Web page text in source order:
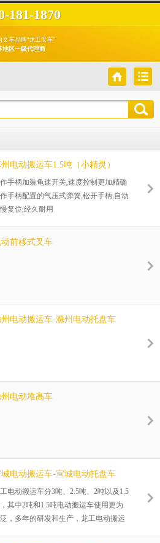
181-1870
叉车品牌“龙工叉车”
地区一级代理商
电动搬运车1.5吨（小精灵）
手柄加装龟速开关,速度控制更加精确
手柄配置的气压式弹簧,松开手柄,自动
复位,经久耐用
动前移式叉车
电动搬运车-滁州电动托盘车
电动堆高车
电动搬运车-宣城电动托盘车
电动搬运车分3吨、2.5吨、2吨以及1.5
其中2吨和1.5吨电动搬运车使用更为
，多年的研发和生产，龙工电动搬运